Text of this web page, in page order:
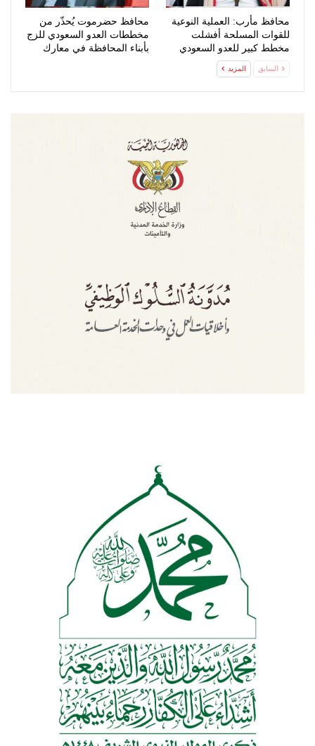
محافظ مأرب: العملية النوعية
للقوات المسلحة أفشلت
مخطط كبير للعدو السعودي
محافظ حضرموت يُحذّر من
مخططات العدو السعودي للزج
بأبناء المحافظة في معارك
السابق المزيد